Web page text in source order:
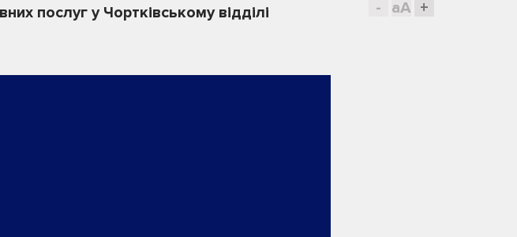
- aA +
послуг у Чортківському відділі